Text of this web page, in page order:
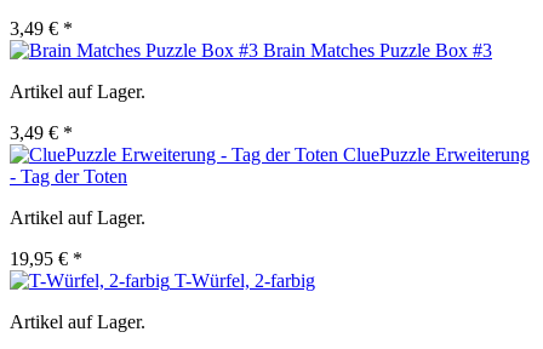
3,49 € *
Brain Matches Puzzle Box #3
Artikel auf Lager.
3,49 € *
CluePuzzle Erweiterung
- Tag der Toten
Artikel auf Lager.
19,95 € *
T-Würfel, 2-farbig
Artikel auf Lager.